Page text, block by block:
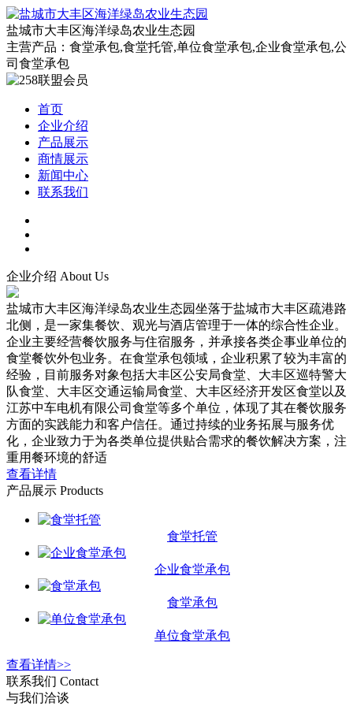
盐城市大丰区海洋绿岛农业生态园
主营产品：食堂承包,食堂托管,单位食堂承包,企业食堂承包,公
司食堂承包
首页
企业介绍
产品展示
商情展示
新闻中心
联系我们
企业介绍 About Us
盐城市大丰区海洋绿岛农业生态园坐落于盐城市大丰区疏港路
北侧，是一家集餐饮、观光与酒店管理于一体的综合性企业。
企业主要经营餐饮服务与住宿服务，并承接各类企事业单位的
食堂餐饮外包业务。在食堂承包领域，企业积累了较为丰富的
经验，目前服务对象包括大丰区公安局食堂、大丰区巡特警大
队食堂、大丰区交通运输局食堂、大丰区经济开发区食堂以及
江苏中车电机有限公司食堂等多个单位，体现了其在餐饮服务
方面的实践能力和客户信任。通过持续的业务拓展与服务优
化，企业致力于为各类单位提供贴合需求的餐饮解决方案，注
重用餐环境的舒适
查看详情
产品展示 Products
食堂托管
企业食堂承包
食堂承包
单位食堂承包
查看详情>>
联系我们 Contact
与我们洽谈